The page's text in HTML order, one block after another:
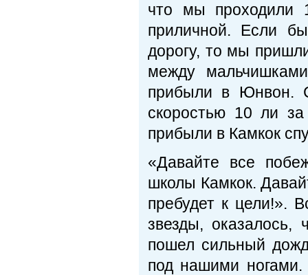
что мы проходили
приличной. Если
дорогу, то мы
между
прибыли в Юнвон.
скоростью 10 ли
прибыли в Камкок
«Давайте все
школы Камкок.
пребудет к цели!».
звезды, оказалось,
пошел сильный
под нашими